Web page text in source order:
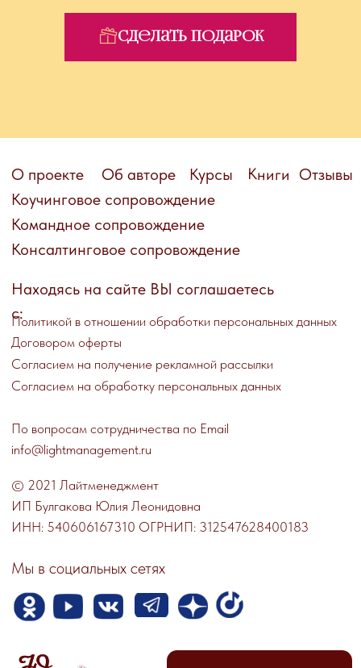
Сделать подарок